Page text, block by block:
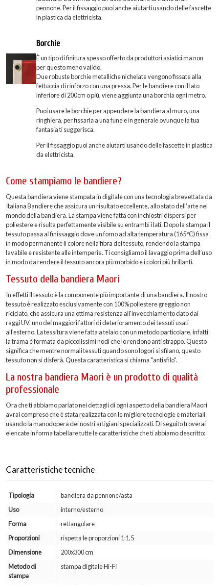
pennone. Per il fissaggio puoi anche aiutarti usando delle fascette
in plastica da elettricista.
Borchie
È un tipo di finitura spesso offerto da produttori asiatici ma non
per questo meno valido.
Due robuste borchie metalliche nichelate vengono fissate alla
fettuccia di rinforzo con una pressa. Per le bandiere con il lato
inferiore di 200cm o più, viene aggiunta una borchia ogni metro.
Puoi usare le borchie per appendere la bandiera al muro, una
ringhiera, per fissarla a una fune e in generale ovunque la tua
fantasia ti suggerisca.
Per il fissaggio puoi anche aiutarti usando delle fascette in plastica
da elettricista.
Come stampiamo le bandiere?
Questa bandiera viene stampata in digitale con una tecnologia brevettata da
Italiana Bandiere che assicura un risultato eccellente, allo stato dell’arte nel
mondo della bandiera. La stampa viene fatta con inchiostri dispersi per
poliestere e risulta perfettamente visibile su entrambi i lati. Dopo la stampa il
tessuto passa al finissaggio dove un forno ad alta temperatura (165°C) fissa
in modo permanente il colore nella fibra del tessuto, rendendo la stampa
lavabile e resistente alle intemperie. Ti consigliamo il lavaggio prima dell’uso
in modo da rendere il tessuto ancora più morbido e i colori più brillanti.
Tessuto della bandiera Maori
In effetti il tessuto è la componente più importante di una bandiera. Il nostro
tessuto è realizzato esclusivamente con 100% poliestere greggio non
riciclato, che assicura una ottima resistenza all'invecchiamento dato dai
raggi UV, uno del maggiori fattori di deterioramento dei tessuti usati
all'esterno. La tessitura viene fatta a telaio con un metodo particolare, infatti
la trama è formata da piccolissimi nodi che lo rendono anti strappo. Questo
significa che mentre normali tessuti quando sono logori si sfilano, questo
tessuto non si disferà. Questa caratteristica si chiama "antisfilo".
La nostra bandiera Maori è un prodotto di qualità
professionale
Ora che ti abbiamo parlato nei dettagli di ogni aspetto della bandiera Maori
avrai compreso che è stata realizzata con le migliore tecnologie e materiali
usando la manodopera dei nostri artigiani specializzati. Di seguito troverai
elencate in forma tabellare tutte le caratteristiche che ti abbiamo descritto:
Caratteristiche tecniche
Tipologia
bandiera da pennone/asta
Uso
interno/esterno
Forma
rettangolare
Proporzioni
rispetta le proporzioni 1:1,5
Dimensione
200x300 cm
Metodo di
stampa
stampa digitale Hi-Fi